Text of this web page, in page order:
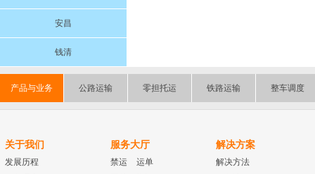
安昌
钱清
产品与业务 公路运输 零担托运 铁路运输 整车调度
关于我们
发展历程
服务大厅
禁运
运单
解决方案
解决方法